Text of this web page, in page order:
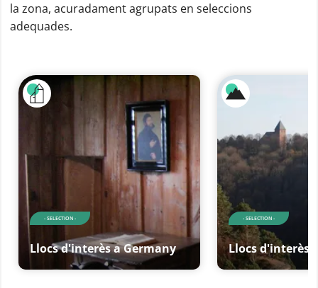
la zona, acuradament agrupats en seleccions
adequades.
- SELECTION -
Llocs d'interès a Germany
- SELECTION -
Llocs d'interès